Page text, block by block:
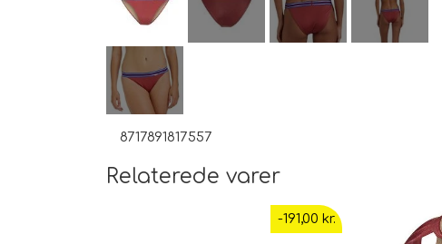
lys og pærer
8717891817557
Relaterede varer
-191,00 kr.